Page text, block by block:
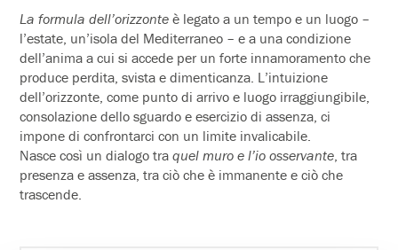
La formula dell’orizzonte è legato a un tempo e un luogo –
l’estate, un’isola del Mediterraneo – e a una condizione
dell’anima a cui si accede per un forte innamoramento che
produce perdita, svista e dimenticanza. L’intuizione
dell’orizzonte, come punto di arrivo e luogo irraggiungibile,
consolazione dello sguardo e esercizio di assenza, ci
impone di confrontarci con un limite invalicabile.
Nasce così un dialogo traquel muro e l’io osservante , tra
presenza e assenza, tra ciò che è immanente e ciò che
trascende.